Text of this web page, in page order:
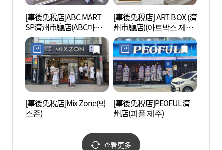
[事後免稅店]ABC MART
SP濟州市廳店(ABC마트
SP 제주시청점)
[事後免稅店] ART BOX (濟
州市廳店)(아트박스 제주
시청점)
[事後免稅店]Mix Zone(믹
스존)
[事後免稅店]PEOFUL濟
州店(피플 제주)
查看更多